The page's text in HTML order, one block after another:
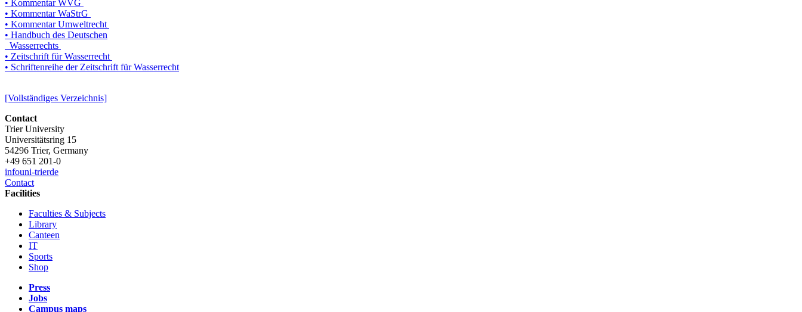
• Kommentar WVG
• Kommentar WaStrG
• Kommentar Umweltrecht
• Handbuch des Deutschen
Wasserrechts
• Zeitschrift für Wasserrecht
• Schriftenreihe der Zeitschrift für Wasserrecht
[Vollständiges Verzeichnis]
Contact
Trier University
Universitätsring 15
54296 Trier, Germany
+49 651 201-0
infouni-trierde
Contact
Facilities
Faculties & Subjects
Library
Canteen
IT
Sports
Shop
Press
Jobs
Campus maps